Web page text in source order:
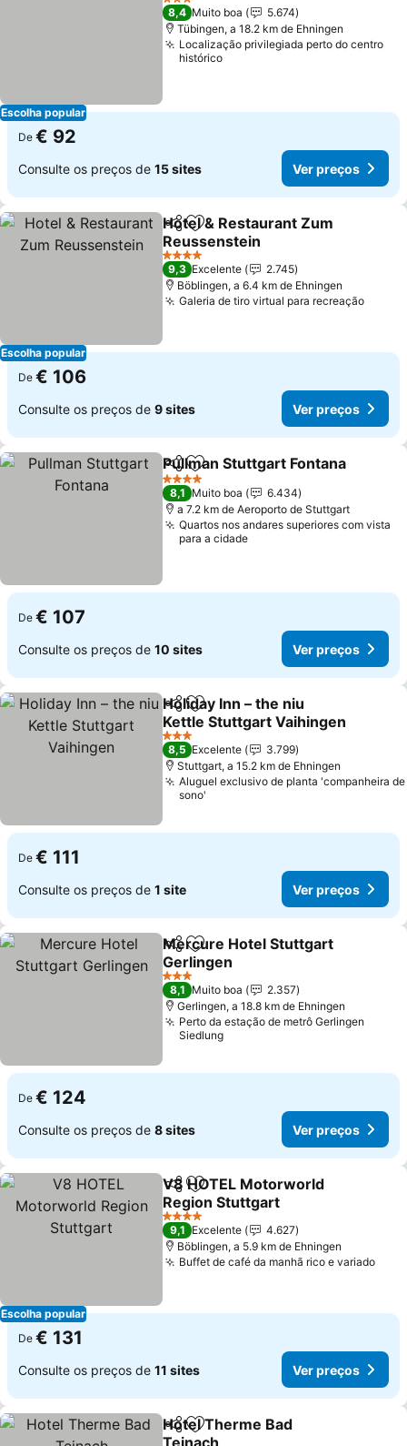
Escolha popular
3 Estrelas
8,4 Muito boa
5.674
Tübingen, a 18.2 km de Ehningen
Localização privilegiada perto do centro
histórico
De € 92
Consulte os preços de 15 sites Ver preços
Escolha popular
PartilharAdicionar aos favoritos
Hotel & Restaurant Zum
Reussenstein
4 Estrelas
9,3 Excelente
2.745
Böblingen, a 6.4 km de Ehningen
Galeria de tiro virtual para recreação
De € 106
Consulte os preços de 9 sites Ver preços
PartilharAdicionar aos favoritos
Pullman Stuttgart Fontana
4 Estrelas
8,1 Muito boa
6.434
a 7.2 km de Aeroporto de Stuttgart
Quartos nos andares superiores com vista
para a cidade
De € 107
Consulte os preços de 10 sites Ver preços
PartilharAdicionar aos favoritos
Holiday Inn – the niu
Kettle Stuttgart Vaihingen
3 Estrelas
8,5 Excelente
3.799
Stuttgart, a 15.2 km de Ehningen
Aluguel exclusivo de planta 'companheira de
sono'
De € 111
Consulte os preços de 1 site Ver preços
PartilharAdicionar aos favoritos
Mercure Hotel Stuttgart
Gerlingen
3 Estrelas
8,1 Muito boa
2.357
Gerlingen, a 18.8 km de Ehningen
Perto da estação de metrô Gerlingen
Siedlung
De € 124
Consulte os preços de 8 sites Ver preços
Escolha popular
PartilharAdicionar aos favoritos
V8 HOTEL Motorworld
Region Stuttgart
4 Estrelas
9,1 Excelente
4.627
Böblingen, a 5.9 km de Ehningen
Buffet de café da manhã rico e variado
De € 131
Consulte os preços de 11 sites Ver preços
PartilharAdicionar aos favoritos
Hotel Therme Bad
Teinach